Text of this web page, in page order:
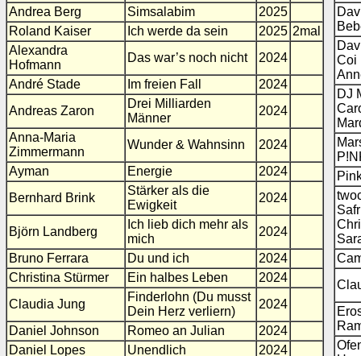
Andrea Berg
Simsalabim
2025
Roland Kaiser
Ich werde da sein 2025 2mal
Alexandra
Hofmann
Das war’s noch nicht
2024
André Stade
Im freien Fall
2024
Andreas Zaron
Drei Milliarden
Männer
2024
Anna-Maria
Zimmermann
Wunder & Wahnsinn
2024
Ayman
Energie
2024
Bernhard Brink
Stärker als die
Ewigkeit
2024
Björn Landberg
Ich lieb dich mehr als
mich
2024
Bruno Ferrara
Du und ich
2024
Christina Stürmer
Ein halbes Leben
2024
Claudia Jung
Finderlohn (Du musst
Dein Herz verliern)
2024
Daniel Johnson
Romeo an Julian
2024
Daniel Lopes
Unendlich
2024
Coi
DJ